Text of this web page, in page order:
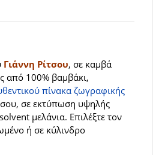
Γιάννη Ρίτσου, σε καμβά
από 100% βαμβάκι,
πίνακα ζωγραφικής
σε εκτύπωση υψηλής
μελάνια. Επιλέξτε τον
ή σε κύλινδρο